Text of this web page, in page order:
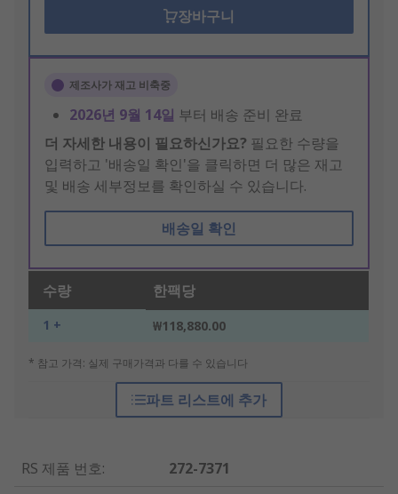
장바구니
제조사가 재고 비축중
2026년 9월 14일 부터 배송 준비 완료
더 자세한 내용이 필요하신가요? 필요한 수량을
입력하고 '배송일 확인'을 클릭하면 더 많은 재고
및 배송 세부정보를 확인하실 수 있습니다.
배송일 확인
수량 한팩당
1 + ₩118,880.00
* 참고 가격: 실제 구매가격과 다를 수 있습니다
파트 리스트에 추가
RS 제품 번호:
272-7371